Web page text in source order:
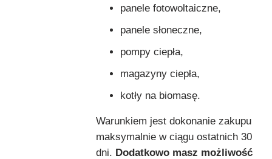
panele fotowoltaiczne,
panele słoneczne,
pompy ciepła,
magazyny ciepła,
kotły na biomasę.
Warunkiem jest dokonanie zakupu
maksymalnie w ciągu ostatnich 30
dni. Dodatkowo masz możliwość